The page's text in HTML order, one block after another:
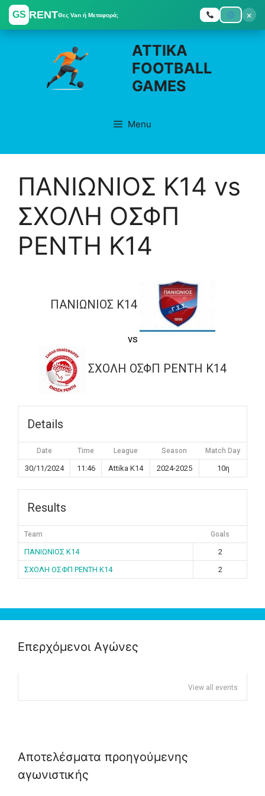
GS RENTΘες Van ή Μεταφορά;
×
Skip
ATTIKA
FOOTBALL
GAMES
Menu
ΠΑΝΙΩΝΙΟΣ K14 vs
ΣΧΟΛΗ ΟΣΦΠ
ΡΕΝΤΗ K14
ΠΑΝΙΩΝΙΟΣ K14
vs
ΣΧΟΛΗ ΟΣΦΠ ΡΕΝΤΗ K14
Details
Date Time League Season Match Day
30/11/2024 11:46 Attika K14 2024-2025 10η
Results
Team Goals
ΠΑΝΙΩΝΙΟΣ K14
2
ΣΧΟΛΗ ΟΣΦΠ ΡΕΝΤΗ K14
2
Επερχόμενοι Αγώνες
View all events
Αποτελέσματα προηγούμενης
αγωνιστικής